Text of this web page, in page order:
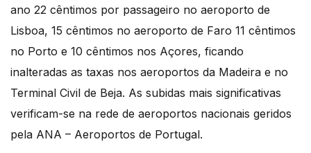
ano 22 cêntimos por passageiro no aeroporto de
Lisboa, 15 cêntimos no aeroporto de Faro 11 cêntimos
no Porto e 10 cêntimos nos Açores, ficando
inalteradas as taxas nos aeroportos da Madeira e no
Terminal Civil de Beja. As subidas mais significativas
verificam-se na rede de aeroportos nacionais geridos
pela ANA – Aeroportos de Portugal.